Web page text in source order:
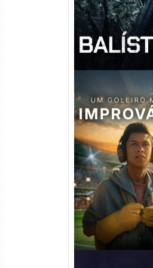
Um Goleiro Muito
Torrent (2026)
Dual